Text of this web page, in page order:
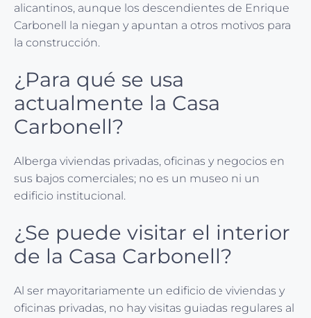
alicantinos, aunque los descendientes de Enrique
Carbonell la niegan y apuntan a otros motivos para
la construcción.
¿Para qué se usa
actualmente la Casa
Carbonell?
Alberga viviendas privadas, oficinas y negocios en
sus bajos comerciales; no es un museo ni un
edificio institucional.
¿Se puede visitar el interior
de la Casa Carbonell?
Al ser mayoritariamente un edificio de viviendas y
oficinas privadas, no hay visitas guiadas regulares al